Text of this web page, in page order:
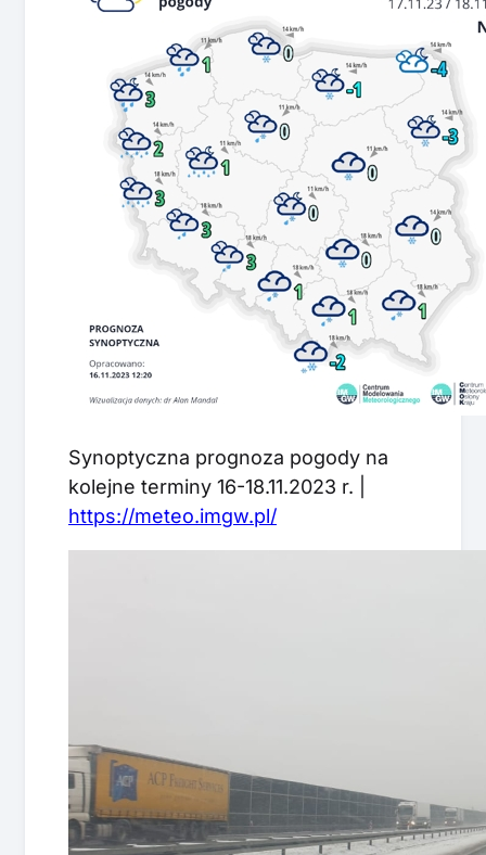
Synoptyczna prognoza pogody na
kolejne terminy 16-18.11.2023 r. |
https://meteo.imgw.pl/